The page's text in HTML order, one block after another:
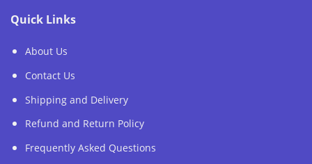
Quick Links
About Us
Contact Us
Shipping and Delivery
Refund and Return Policy
Frequently Asked Questions